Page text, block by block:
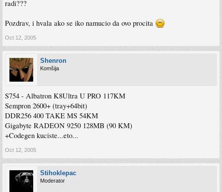
radi???
Pozdrav, i hvala ako se iko namucio da ovo procita
Oct 12, 2005
Shenron
Komšija
S754 - Albatron K8Ultra U PRO 117KM
Sempron 2600+ (tray+64bit)
DDR256 400 TAKE MS 54KM
Gigabyte RADEON 9250 128MB (90 KM)
+Codegen kuciste...eto...
Oct 12, 2005
Stihoklepac
Moderator